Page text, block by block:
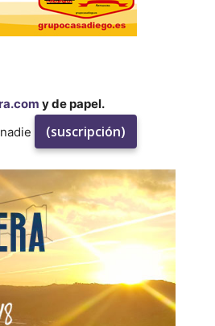
y de papel.
(suscripción)